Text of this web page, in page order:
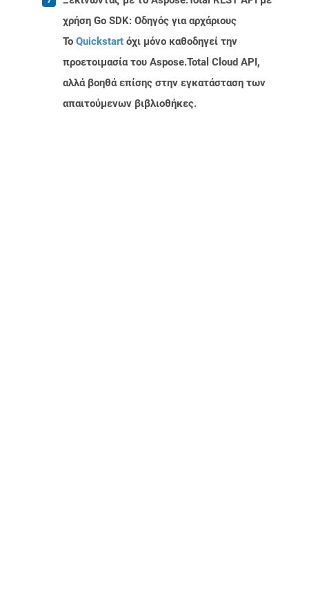
χρήση Go SDK: Οδηγός για αρχάριους
Το Quickstart όχι μόνο καθοδηγεί την
προετοιμασία του Aspose.Total Cloud API,
αλλά βοηθά επίσης στην εγκατάσταση των
απαιτούμενων βιβλιοθήκες.